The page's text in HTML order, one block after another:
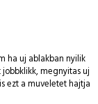
ha uj ablakban nyilik
megnyitas uj
ezt a muveletet hajtja